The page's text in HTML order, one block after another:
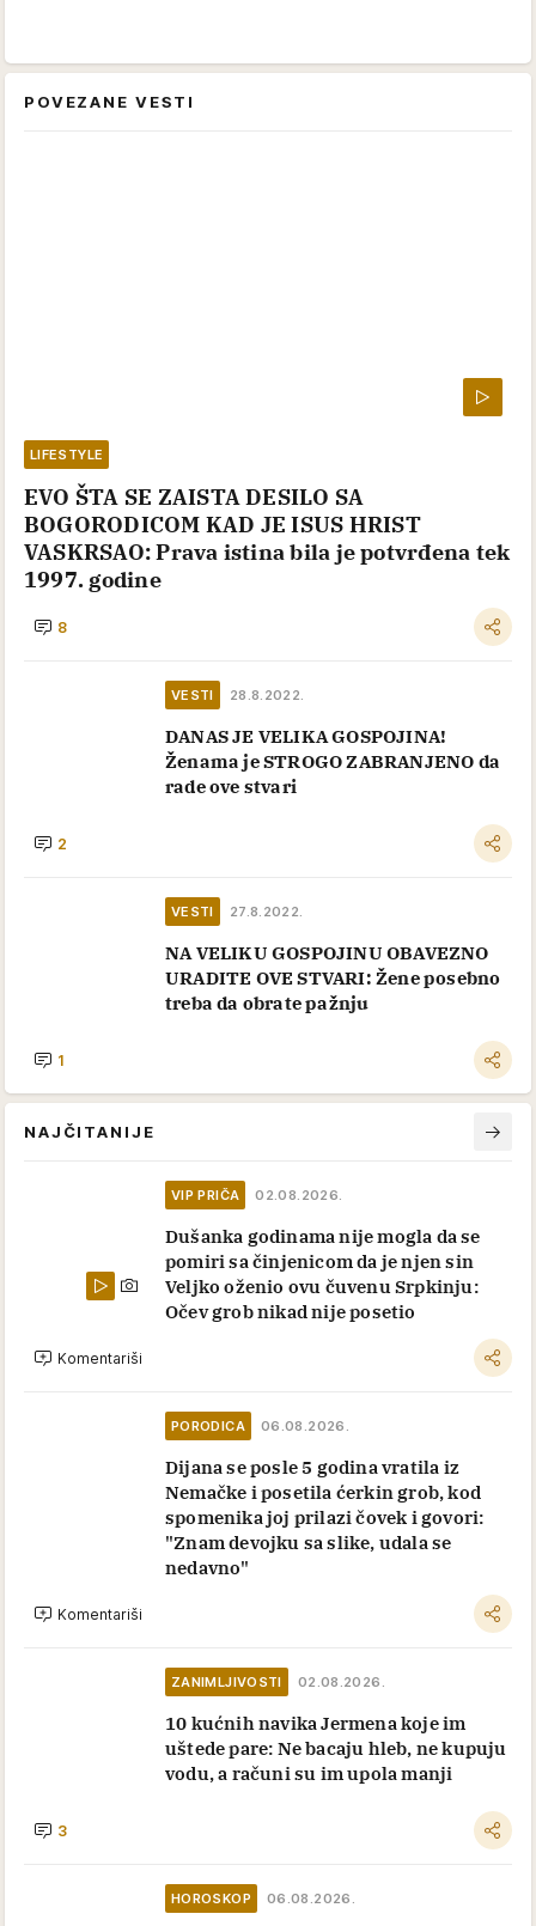
POVEZANE VESTI
LIFESTYLE
EVO ŠTA SE ZAISTA DESILO SA
BOGORODICOM KAD JE ISUS HRIST
VASKRSAO: Prava istina bila je potvrđena tek
1997. godine
8
VESTI 28.8.2022.
DANAS JE VELIKA GOSPOJINA!
Ženama je STROGO ZABRANJENO da
rade ove stvari
2
VESTI 27.8.2022.
NA VELIKU GOSPOJINU OBAVEZNO
URADITE OVE STVARI: Žene posebno
treba da obrate pažnju
1
NAJČITANIJE
VIP PRIČA 02.08.2026.
Dušanka godinama nije mogla da se
pomiri sa činjenicom da je njen sin
Veljko oženio ovu čuvenu Srpkinju:
Očev grob nikad nije posetio
Komentariši
PORODICA 06.08.2026.
Dijana se posle 5 godina vratila iz
Nemačke i posetila ćerkin grob, kod
spomenika joj prilazi čovek i govori:
"Znam devojku sa slike, udala se
nedavno"
Komentariši
ZANIMLJIVOSTI 02.08.2026.
10 kućnih navika Jermena koje im
uštede pare: Ne bacaju hleb, ne kupuju
vodu, a računi su im upola manji
3
HOROSKOP 06.08.2026.